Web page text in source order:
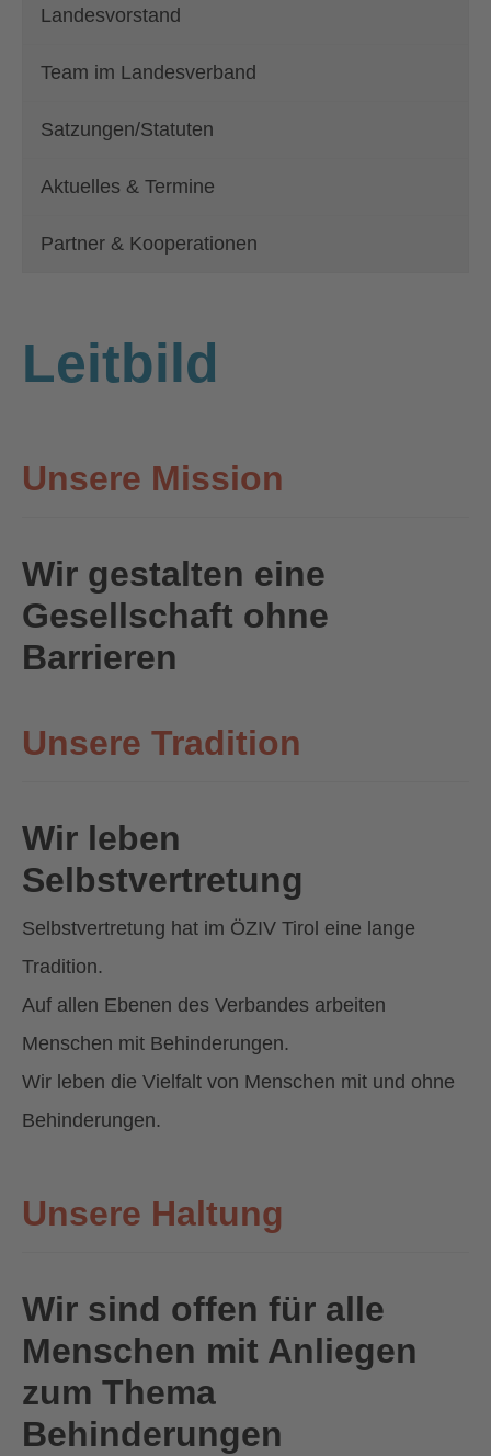
Landesvorstand
Team im Landesverband
Satzungen/Statuten
Aktuelles & Termine
Partner & Kooperationen
Leitbild
Unsere Mission
Wir gestalten eine
Gesellschaft ohne
Barrieren
Unsere Tradition
Wir leben
Selbstvertretung
Selbstvertretung hat im ÖZIV Tirol eine lange
Tradition.
Auf allen Ebenen des Verbandes arbeiten
Menschen mit Behinderungen.
Wir leben die Vielfalt von Menschen mit und ohne
Behinderungen.
Unsere Haltung
Wir sind offen für alle
Menschen mit Anliegen
zum Thema
Behinderungen